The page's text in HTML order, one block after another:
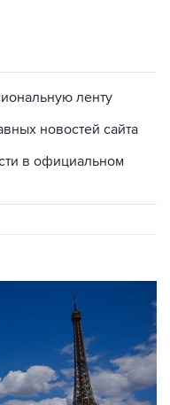
ленту
новостей сайта
в официальном